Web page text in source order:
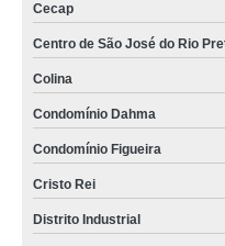
Cecap
Centro de São José do Rio
Colina
Condomínio Dahma
Condomínio Figueira
Cristo Rei
Distrito Industrial